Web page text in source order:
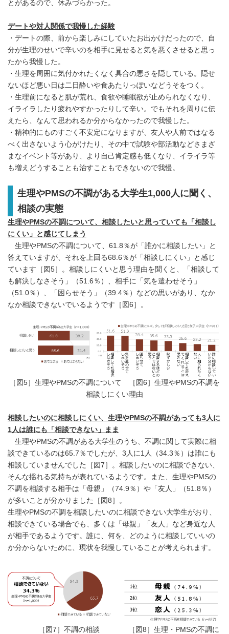
とがあるので、休みづらかった。
デートや対人関係で我慢した経験
・デートの際、前から楽しみにしていたお出かけだったので、自
分が生理のせいで辛いのを相手に見せると気を悪くさせると思っ
たから我慢した。
・生理を周囲に気付かれたくなく具合の悪さを隠している。隠せ
ないほど悪い日は二日酔いや食あたりっぽいなどうそをつく。
・生理前になると肌が荒れ、食欲や睡眠欲が止められなくなり、
イライラしたり疲れやすかったりして辛い。でもそれを周りに伝
えたら、なんて思われるか分からなかったので我慢した。
・精神的にものすごく不安定になりますが、友人や人前ではなる
べく出さないよう心がけたり、その中で試験や部活動などさまざ
まなイベント等があり、より自己肯定感も低くなり、イライラ等
も増えどうすることも治すこともできないので我慢。
生理やPMSの不調がある大学生1,000人に聞く、
相談の実態
生理やPMSの不調について、相談したいと思っていても「相談し
にくい」と感じてしまう
生理やPMSの不調について、61.8％が「誰かに相談したい」と
答えていますが、それを上回る68.6％が「相談しにくい」と感じ
ています［図5］。相談しにくいと思う理由を聞くと、「相談して
も解決しなさそう」（51.6％）、相手に「気を遣わせそう」
（51.0％）、「困らせそう」（39.4％）などの思いがあり、なか
なか相談できないでいるようです［図6］。
［図5］生理やPMSの不調について ［図6］生理やPMSの不調を
相談しにくい理由
相談したいのに相談しにくい、生理やPMSの不調があっても3人に
1人は誰にも「相談できない」まま
生理やPMSの不調がある大学生のうち、不調に関して実際に相
談できているのは65.7％でしたが、3人に1人（34.3％）は誰にも
相談していませんでした［図7］。相談したいのに相談できない、
そんな揺れる気持ちが表れているようです。また、生理やPMSの
不調を相談する相手は「母親」（74.9％）や「友人」（51.8％）
が多いことが分かりました［図8］。
生理やPMSの不調を相談したいのに相談できない大学生がおり、
相談できている場合でも、多くは「母親」「友人」など身近な人
が相手であるようです。誰に、何を、どのように相談していいの
か分からないために、現状を我慢していることが考えられます。
［図7］不調の相談 ［図8］生理・PMSの不調に